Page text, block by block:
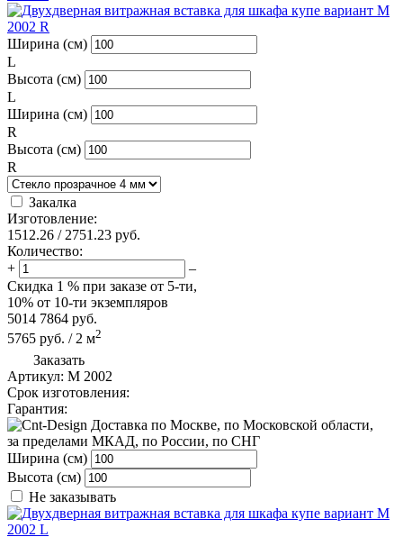
Ширина (см)
L
Высота (см)
L
Ширина (см)
R
Высота (см)
R
Закалка
Изготовление:
1512.26 / 2751.23 руб.
Количество:
+
–
Скидка 1 % при заказе от 5-ти,
10% от 10-ти экземпляров
5014 7864 руб.
5765 руб. / 2 м2
Заказать
Артикул: M 2002
Срок изготовления:
Гарантия:
по Москве, по Московской области,
за пределами МКАД, по России, по СНГ
Ширина (см)
Высота (см)
Не заказывать